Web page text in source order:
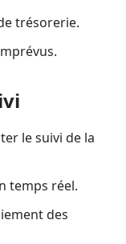
trésorerie.
le suivi de la
temps réel.
des